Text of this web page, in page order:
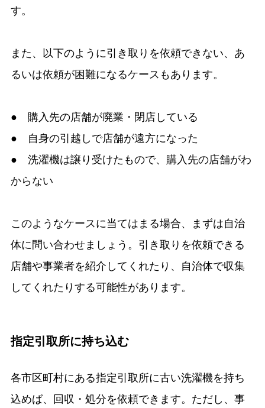
す。
また、以下のように引き取りを依頼できない、あ
るいは依頼が困難になるケースもあります。
● 購入先の店舗が廃業・閉店している
● 自身の引越しで店舗が遠方になった
● 洗濯機は譲り受けたもので、購入先の店舗がわ
からない
このようなケースに当てはまる場合、まずは自治
体に問い合わせましょう。引き取りを依頼できる
店舗や事業者を紹介してくれたり、自治体で収集
してくれたりする可能性があります。
指定引取所に持ち込む
各市区町村にある指定引取所に古い洗濯機を持ち
込めば、回収・処分を依頼できます。ただし、事